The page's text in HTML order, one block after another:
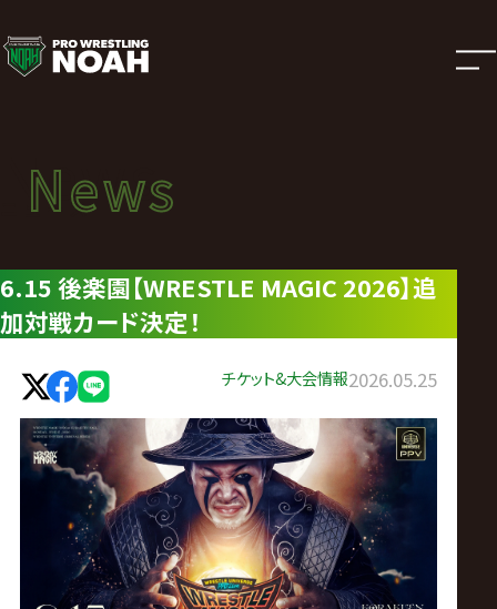
ニ
ュ
ー
ス
|
プ
ロ
レ
News
ニュース
News
6.15 後楽園【WRESTLE MAGIC 2026】追
加対戦カード決定！
チケット&大会情報2026.05.25